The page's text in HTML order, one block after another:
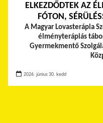
ELKEZDŐDTEK AZ
FÓTON,
A Magyar Lovasterápia
élményterápiás
Gyermekmentő
2026. június 30. kedd